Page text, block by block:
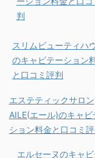
判
スリムビューティハ
のキャビテーション
と口コミ評判
エステティックサロン
AILE(エール)のキャビ
ション料金と口コミ
エルセーヌのキャ